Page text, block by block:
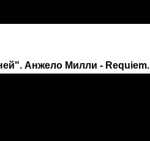
Анжело Милли - Requiem.